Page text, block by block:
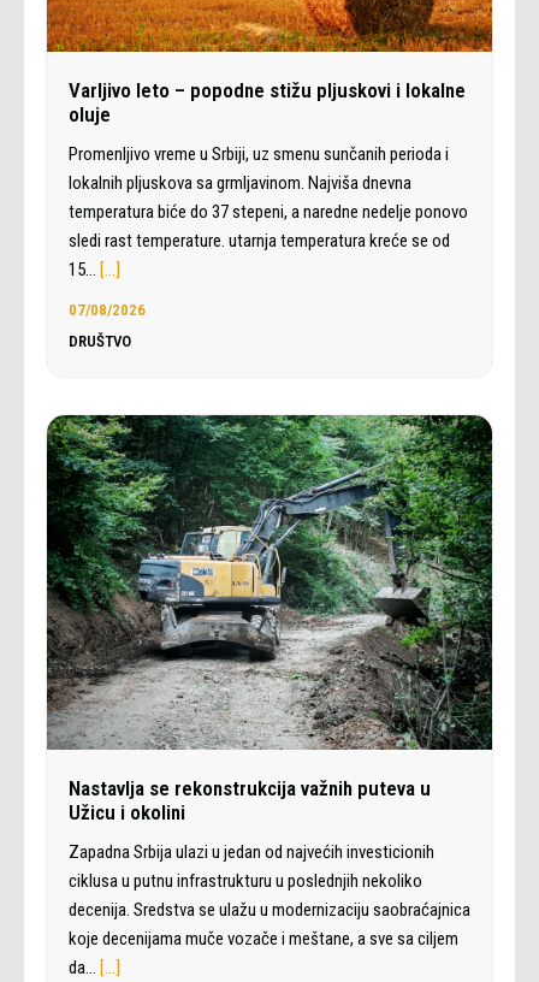
Varljivo leto – popodne stižu pljuskovi i lokalne
oluje
Promenljivo vreme u Srbiji, uz smenu sunčanih perioda i
lokalnih pljuskova sa grmljavinom. Najviša dnevna
temperatura biće do 37 stepeni, a naredne nedelje ponovo
sledi rast temperature. utarnja temperatura kreće se od
15… […]
07/08/2026
DRUŠTVO
Nastavlja se rekonstrukcija važnih puteva u
Užicu i okolini
Zapadna Srbija ulazi u jedan od najvećih investicionih
ciklusa u putnu infrastrukturu u poslednjih nekoliko
decenija. Sredstva se ulažu u modernizaciju saobraćajnica
koje decenijama muče vozače i meštane, a sve sa ciljem
da… […]